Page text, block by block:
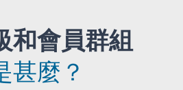
和會員群組
甚麼？